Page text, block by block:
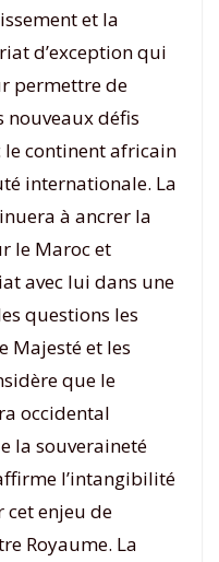
et la
d’exception qui
permettre de
nouveaux défis
le continent africain
internationale. La
à ancrer la
le Maroc et
avec lui dans une
questions les
Majesté et les
que le
occidental
la souveraineté
l’intangibilité
enjeu de
Royaume. La